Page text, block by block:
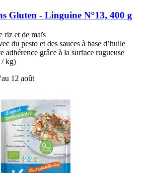
Gluten -​ Linguine N°13, 400 g
riz et de maïs
du pesto et des sauces à base d’huile
adhérence grâce à la surface rugueuse
/ kg)
12 août